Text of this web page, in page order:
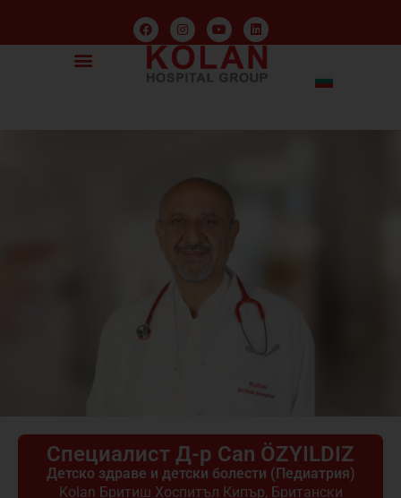
Специалист Д-р Can ÖZYILDIZ
Детско здраве и детски болести (Педиатрия)
Kolan Бритиш Хоспитъл Кипър, Британски